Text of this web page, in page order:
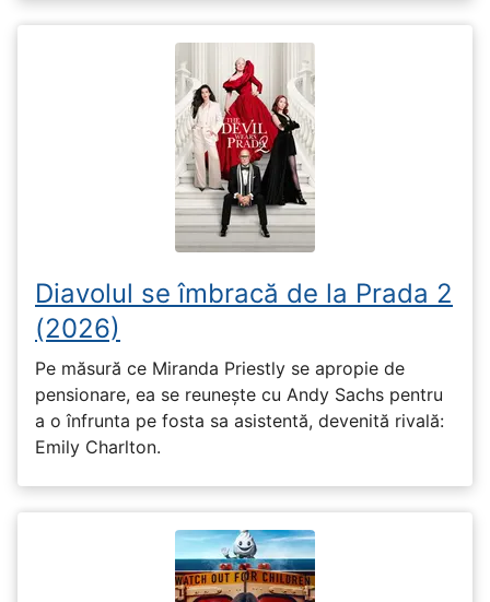
Diavolul se îmbracă de la Prada 2
(2026)
Pe măsură ce Miranda Priestly se apropie de
pensionare, ea se reunește cu Andy Sachs pentru
a o înfrunta pe fosta sa asistentă, devenită rivală:
Emily Charlton.